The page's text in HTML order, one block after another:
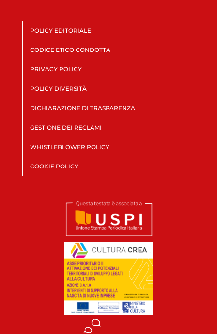
POLICY EDITORIALE
CODICE ETICO CONDOTTA
PRIVACY POLICY
POLICY DIVERSITÀ
DICHIARAZIONE DI TRASPARENZA
GESTIONE DEI RECLAMI
WHISTLEBLOWER POLICY
COOKIE POLICY